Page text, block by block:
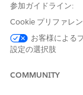
[設定] の [クイ
し、[プロファ
プロファイル
たとえば、
ルを選択します
参加ガイドライン:
Cookie プリファレ
お客様による
設定の選択肢
COMMUNITY